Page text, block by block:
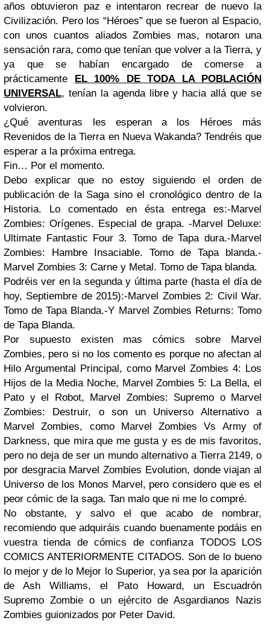
años obtuvieron paz e intentaron recrear de nuevo la
Civilización. Pero los “Héroes” que se fueron al Espacio,
con unos cuantos aliados Zombies mas, notaron una
sensación rara, como que tenían que volver a la Tierra, y
ya que se habían encargado de comerse a
prácticamente EL 100% DE TODA LA POBLACIÓN
UNIVERSAL, tenían la agenda libre y hacia allá que se
volvieron.
¿Qué aventuras les esperan a los Héroes más
Revenidos de la Tierra en Nueva Wakanda? Tendréis que
esperar a la próxima entrega.
Fin… Por el momento.
Debo explicar que no estoy siguiendo el orden de
publicación de la Saga sino el cronológico dentro de la
Historia. Lo comentado en ésta entrega es:-Marvel
Zombies: Orígenes. Especial de grapa. -Marvel Deluxe:
Ultimate Fantastic Four 3. Tomo de Tapa dura.-Marvel
Zombies: Hambre Insaciable. Tomo de Tapa blanda.-
Marvel Zombies 3: Carne y Metal. Tomo de Tapa blanda.
Podréis ver en la segunda y última parte (hasta el día de
hoy, Septiembre de 2015):-Marvel Zombies 2: Civil War.
Tomo de Tapa Blanda.-Y Marvel Zombies Returns: Tomo
de Tapa Blanda.
Por supuesto existen mas cómics sobre Marvel
Zombies, pero si no los comento es porque no afectan al
Hilo Argumental Principal, como Marvel Zombies 4: Los
Hijos de la Media Noche, Marvel Zombies 5: La Bella, el
Pato y el Robot, Marvel Zombies: Supremo o Marvel
Zombies: Destruir, o son un Universo Alternativo a
Marvel Zombies, como Marvel Zombies Vs Army of
Darkness, que mira que me gusta y es de mis favoritos,
pero no deja de ser un mundo alternativo a Tierra 2149, o
por desgracia Marvel Zombies Evolution, donde viajan al
Universo de los Monos Marvel, pero considero que es el
peor cómic de la saga. Tan malo que ni me lo compré.
No obstante, y salvo el que acabo de nombrar,
recomiendo que adquiráis cuando buenamente podáis en
vuestra tienda de cómics de confianza TODOS LOS
COMICS ANTERIORMENTE CITADOS. Son de lo bueno
lo mejor y de lo Mejor lo Superior, ya sea por la aparición
de Ash Williams, el Pato Howard, un Escuadrón
Supremo Zombie o un ejército de Asgardianos Nazis
Zombies guionizados por Peter David.